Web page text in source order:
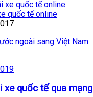
quốc tế online
xe quốc tế qua mạng